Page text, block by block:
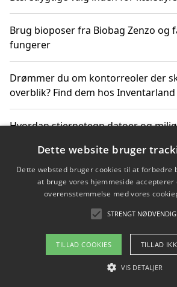
Brug bioposer fra Biobag Zenzo og
fungerer
Drømmer du om kontorreoler der
overblik? Find dem hos Inventarland
Hvordan stjernetegn datoer og
Bæredygtige gadgets til en
Om / kontakt
Blog
Dette website bruger
Dette websted bruger cookies til at forbedre
at bruge vores hjemmeside accepterer
overensstemmelse med vores
STRENGT
TILLAD COOKIES TILLAD
VIS DETALJER